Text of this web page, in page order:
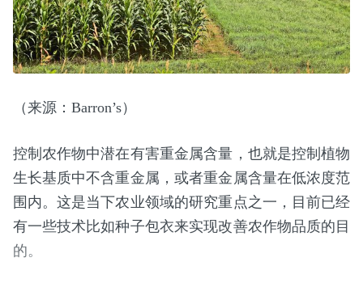
（来源：Barron’s）
控制农作物中潜在有害重金属含量，也就是控制植物
生长基质中不含重金属，或者重金属含量在低浓度范
围内。这是当下农业领域的研究重点之一，目前已经
有一些技术比如种子包衣来实现改善农作物品质的目
的。